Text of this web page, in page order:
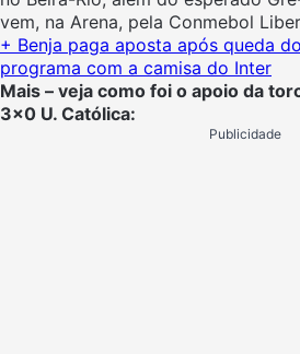
vem, na Arena, pela Conmebol
+ Benja paga aposta após queda
programa com a camisa do Inter
Mais – veja como foi o apoio da
3×0 U. Católica:
Publicidade